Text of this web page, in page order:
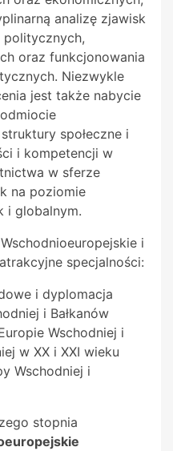
analizę zjawisk
politycznych,
oraz funkcjonowania
Niezwykle
jest także nabycie
społeczne i
i kompetencji w
w sferze
na poziomie
i globalnym.
i
specjalności:
i dyplomacja
i Bałkanów
Wschodniej i
w XX i XXI wieku
Wschodniej i
stopnia